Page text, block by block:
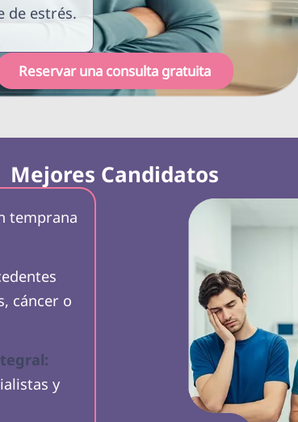
de estrés.
Reservar una consulta gratuita
Mejores Candidatos
temprana
cáncer o
y